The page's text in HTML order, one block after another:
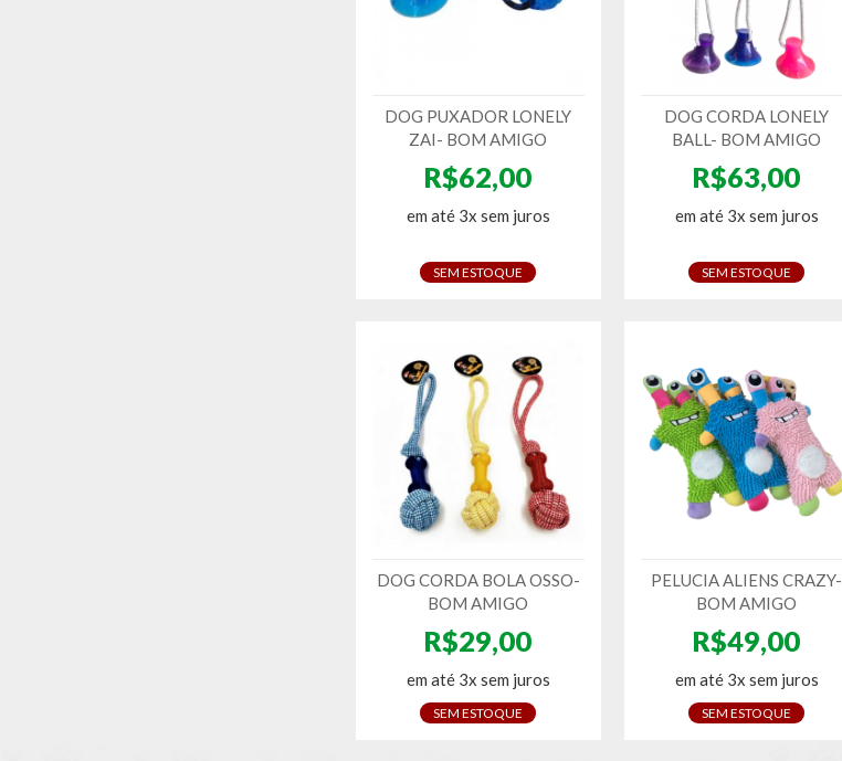
DOG PUXADOR LONELY
ZAI- BOM AMIGO
R$62,00
em até 3x sem juros
SEM ESTOQUE
DOG CORDA LONELY
BALL- BOM AMIGO
R$63,00
em até 3x sem juros
SEM ESTOQUE
DOG CORDA BOLA OSSO-
BOM AMIGO
R$29,00
em até 3x sem juros
SEM ESTOQUE
PELUCIA ALIENS CRAZY-
BOM AMIGO
R$49,00
em até 3x sem juros
SEM ESTOQUE